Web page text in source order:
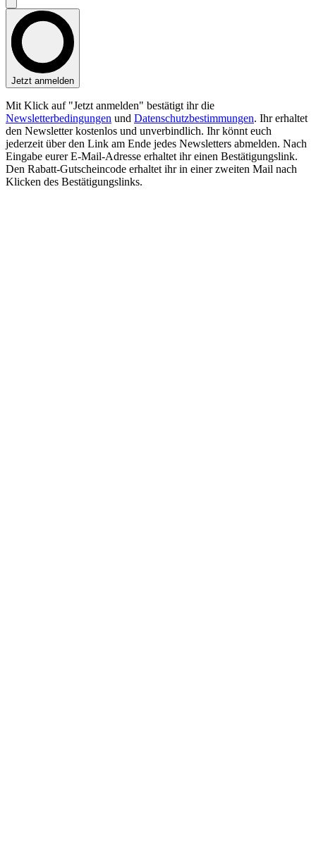
Jetzt anmelden
Mit Klick auf "Jetzt anmelden" bestätigt ihr die
Newsletterbedingungen und Datenschutzbestimmungen. Ihr erhaltet
den Newsletter kostenlos und unverbindlich. Ihr könnt euch
jederzeit über den Link am Ende jedes Newsletters abmelden. Nach
Eingabe eurer E-Mail-Adresse erhaltet ihr einen Bestätigungslink.
Den Rabatt-Gutscheincode erhaltet ihr in einer zweiten Mail nach
Klicken des Bestätigungslinks.